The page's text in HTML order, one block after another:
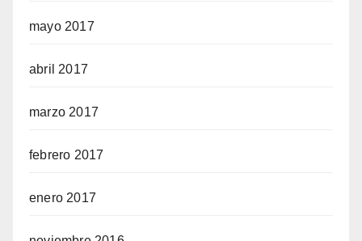
mayo 2017
abril 2017
marzo 2017
febrero 2017
enero 2017